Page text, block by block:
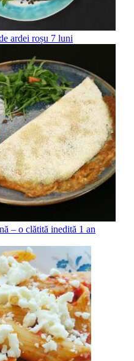
ardei roșu 7 luni
– o clătită inedită 1 an